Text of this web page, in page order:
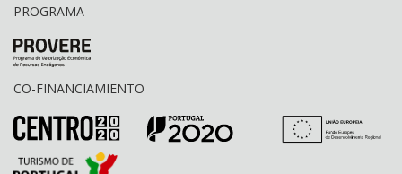
PROGRAMA
CO-FINANCIAMIENTO